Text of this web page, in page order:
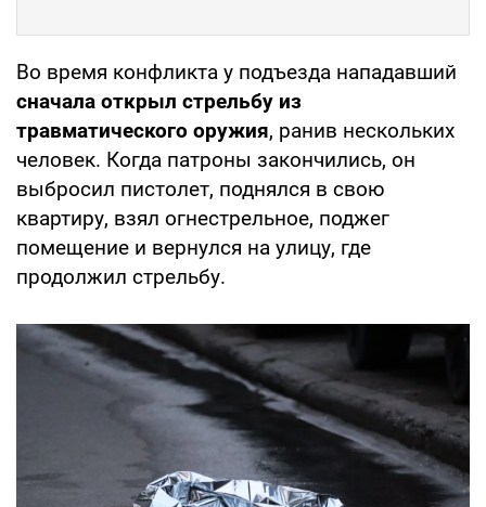
Во время конфликта у подъезда нападавший
сначала открыл стрельбу из
травматического оружия, ранив нескольких
человек. Когда патроны закончились, он
выбросил пистолет, поднялся в свою
квартиру, взял огнестрельное, поджег
помещение и вернулся на улицу, где
продолжил стрельбу.